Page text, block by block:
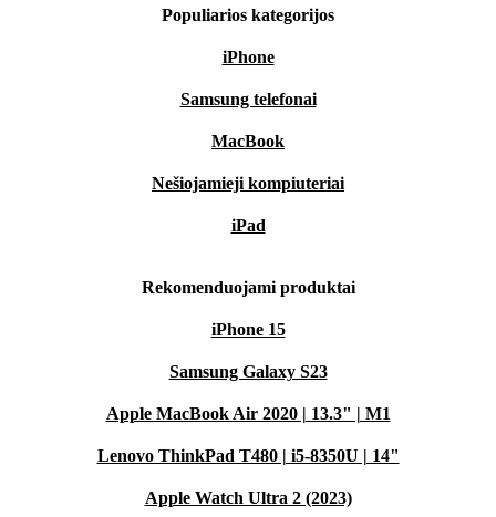
Populiarios kategorijos
iPhone
Samsung telefonai
MacBook
Nešiojamieji kompiuteriai
iPad
Rekomenduojami produktai
iPhone 15
Samsung Galaxy S23
Apple MacBook Air 2020 | 13.3" | M1
Lenovo ThinkPad T480 | i5-8350U | 14"
Apple Watch Ultra 2 (2023)